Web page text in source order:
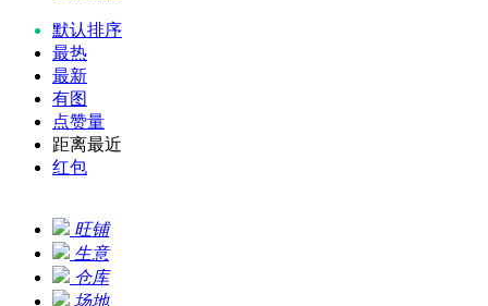
默认排序
最热
最新
有图
点赞量
距离最近
红包
旺铺
生意
仓库
场地